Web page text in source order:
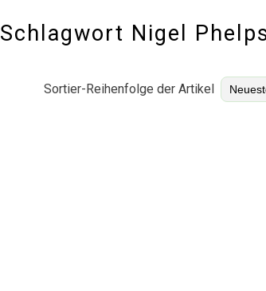
Nigel
Sortier-Reihenfolge der Artikel